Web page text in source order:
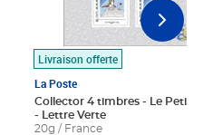
Livraison offerte
La Poste
Collector 4 timbres - Le Petit
- Lettre Verte
20g / France